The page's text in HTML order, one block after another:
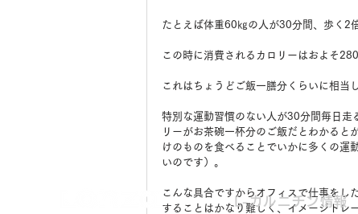
たとえば体重60㎏の人が30分間、歩く2
この時に消費されるカロリーはおよそ
これはちょうどご飯一膳分くらいに相当
特別な運動習慣のない人が30分間毎日走
リーがお茶碗一杯分のご飯だとわかると
けのものを食べることでいかに多くの運
いのです）。
こんな具合ですからオフィスで仕事をし
することはかなり難しく、イメージトレ
L-カルニチン情報